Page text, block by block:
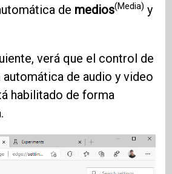
de medios(Media) y
verá que el control de
de audio y video
habilitado de forma